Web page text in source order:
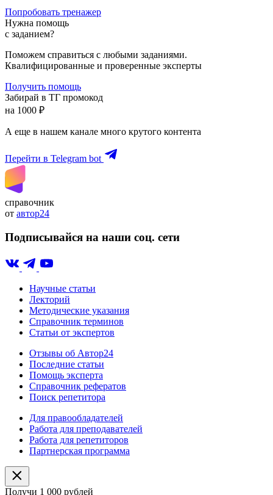
Попробовать тренажер
Нужна помощь
с заданием?
Поможем справиться с любыми заданиями.
Квалифицированные и проверенные эксперты
Получить помощь
Забирай в ТГ промокод
на 1000 ₽
А еще в нашем канале много крутого контента
Перейти в Telegram bot
справочник
от автор24
Подписывайся на наши соц. сети
Научные статьи
Лекторий
Методические указания
Справочник терминов
Статьи от экспертов
Отзывы об Автор24
Последние статьи
Помощь эксперта
Справочник рефератов
Поиск репетитора
Для правообладателей
Работа для преподавателей
Работа для репетиторов
Партнерская программа
Получи 1 000 рублей